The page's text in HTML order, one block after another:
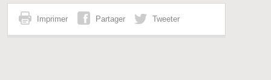
Imprimer Partager Tweeter